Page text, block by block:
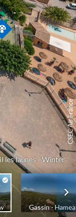
les launes - Winter
Gassin -
CSEC Air France